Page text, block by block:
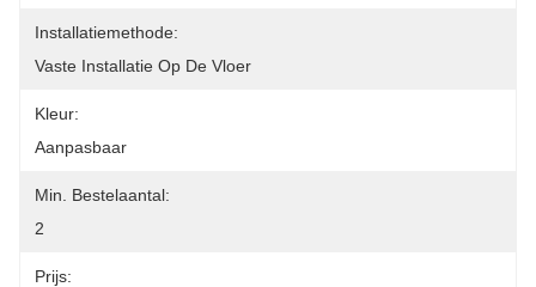
Installatiemethode:
Vaste Installatie Op De Vloer
Kleur:
Aanpasbaar
Min. Bestelaantal:
2
Prijs: